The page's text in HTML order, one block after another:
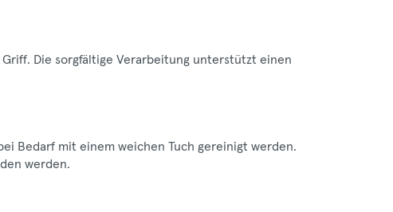
Die sorgfältige Verarbeitung unterstützt einen
Bedarf mit einem weichen Tuch gereinigt werden.
werden.